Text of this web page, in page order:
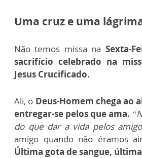
Uma cruz e uma
Não temos missa na Sexta-
sacrifício celebrado na
Jesus Crucificado.
Ali, o Deus-Homem chega ao
entregar-se pelos que ama.
do que dar a vida pelos
amigo quando não éramos
Última gota de sangue,